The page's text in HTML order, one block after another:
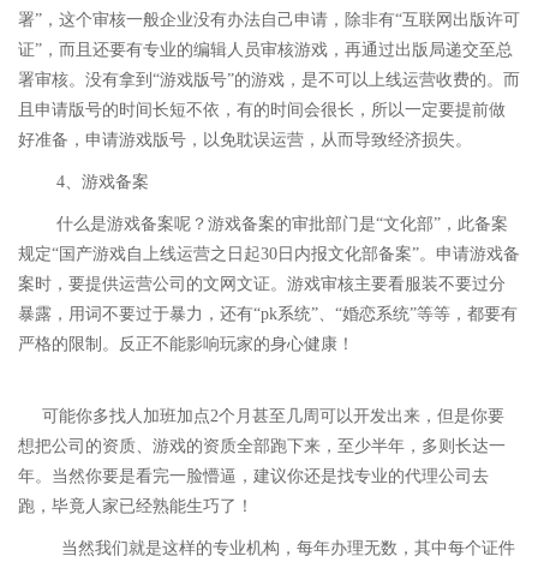
署”，这个审核一般企业没有办法自己申请，除非有“互联网出版许可
证”，而且还要有专业的编辑人员审核游戏，再通过出版局递交至总
署审核。没有拿到“游戏版号”的游戏，是不可以上线运营收费的。而
且申请版号的时间长短不依，有的时间会很长，所以一定要提前做
好准备，申请游戏版号，以免耽误运营，从而导致经济损失。
4、游戏备案
什么是游戏备案呢？游戏备案的审批部门是“文化部”，此备案
规定“国产游戏自上线运营之日起30日内报文化部备案”。申请游戏备
案时，要提供运营公司的文网文证。游戏审核主要看服装不要过分
暴露，用词不要过于暴力，还有“pk系统”、“婚恋系统”等等，都要有
严格的限制。反正不能影响玩家的身心健康！
可能你多找人加班加点2个月甚至几周可以开发出来，但是你要
想把公司的资质、游戏的资质全部跑下来，至少半年，多则长达一
年。当然你要是看完一脸懵逼，建议你还是找专业的代理公司去
跑，毕竟人家已经熟能生巧了！
当然我们就是这样的专业机构，每年办理无数，其中每个证件